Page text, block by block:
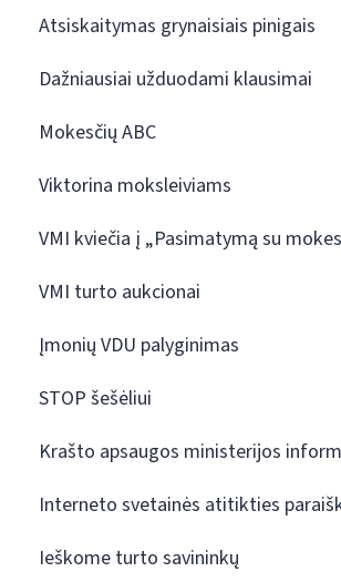
Atsiskaitymas grynaisiais pinigais
Dažniausiai užduodami klausimai
Mokesčių ABC
Viktorina moksleiviams
VMI kviečia į „Pasimatymą su
VMI turto aukcionai
Įmonių VDU palyginimas
STOP šešėliui
Krašto apsaugos ministerijos
Interneto svetainės atitikties
Ieškome turto savininkų